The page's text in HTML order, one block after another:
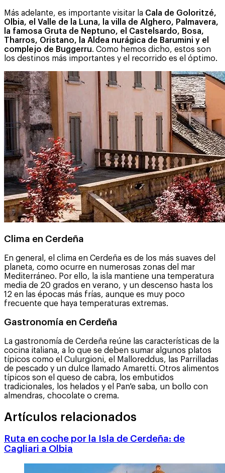
Más adelante, es importante visitar la Cala de Goloritzé,
Olbia, el Valle de la Luna, la villa de Alghero, Palmavera,
la famosa Gruta de Neptuno, el Castelsardo, Bosa,
Tharros, Oristano, la Aldea nurágica de Barumini y el
complejo de Buggerru. Como hemos dicho, estos son
los destinos más importantes y el recorrido es el óptimo.
Clima en Cerdeña
En general, el clima en Cerdeña es de los más suaves del
planeta, como ocurre en numerosas zonas del mar
Mediterráneo. Por ello, la isla mantiene una temperatura
media de 20 grados en verano, y un descenso hasta los
12 en las épocas más frías, aunque es muy poco
frecuente que haya temperaturas extremas.
Gastronomía en Cerdeña
La gastronomía de Cerdeña reúne las características de la
cocina italiana, a lo que se deben sumar algunos platos
típicos como el Culurgioni, el Malloreddus, las Parrilladas
de pescado y un dulce llamado Amaretti. Otros alimentos
típicos son el queso de cabra, los embutidos
tradicionales, los helados y el Pan'e saba, un bollo con
almendras, chocolate o crema.
Artículos relacionados
Ruta en coche por la Isla de Cerdeña: de
Cagliari a Olbia